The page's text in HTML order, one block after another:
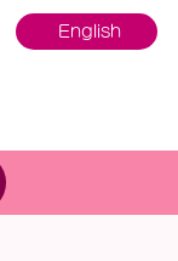
English